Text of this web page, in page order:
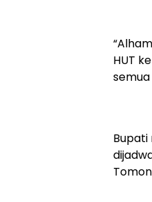
HUT
semua
Bupati